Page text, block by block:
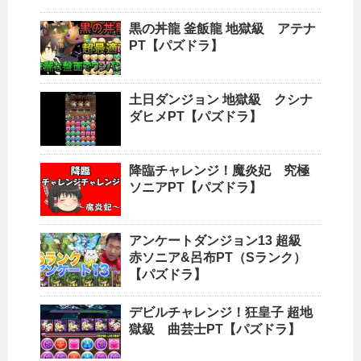
黒の丼龍 釜飯龍 地獄級 アテナ
PT【パズドラ】
土日ダンジョン 地獄級 クシナ
ダヒメPT【パズドラ】
降臨チャレンジ！魔炎妃 究極
ソニアPT【パズドラ】
アンケートダンジョン13 超級
赤ソニア&呂布PT（Sランク）
【パズドラ】
デビルチャレンジ！狂皇子 超地
獄級 曲芸士PT【パズドラ】